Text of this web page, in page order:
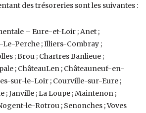
des trésoreries sont les suivantes :
– Eure-et-Loir ; Anet ;
Le-Perche ; Illiers-Combray ;
; Brou ; Chartres Banlieue ;
; ChâteauLen ; Châteauneuf-en-
sur-le-Loir ; Courville-sur-Eure ;
; Janville ; La Loupe ; Maintenon ;
le-Rotrou ; Senonches ; Voves